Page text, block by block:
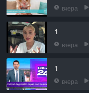
вчера
1
вчера
1
вчера